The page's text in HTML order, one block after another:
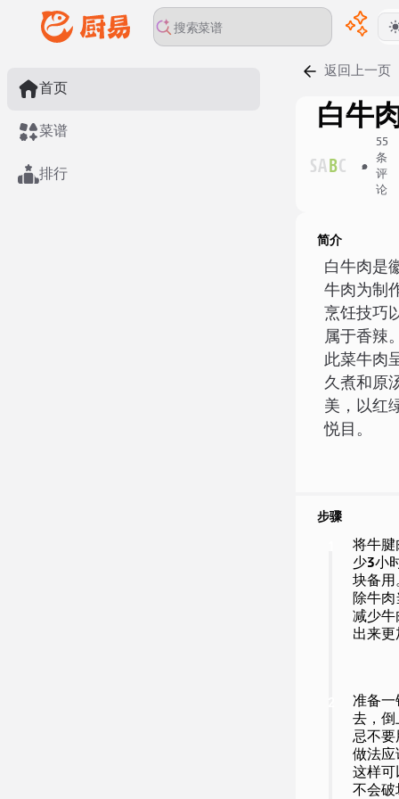
首页
菜谱
排行
返回上一页
白牛
SA BC
55
条
评
论
简介
白牛肉是
牛肉为制
烹饪技巧
属于香辣
此菜牛肉
久煮和原
美，以红
悦目。
步骤
将牛腱
少3小
块备用
除牛
减少牛
出来更
准备
去，倒
忌不要
做法应
这样可
不会破